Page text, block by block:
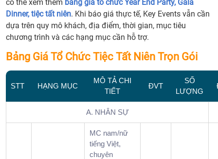
có thể xem thêm bảng giá tổ chức Year End Party, Gala
Dinner, tiệc tất niên. Khi báo giá thực tế, Key Events vẫn cần
dựa trên quy mô khách, địa điểm, thời gian, mục tiêu
chương trình và các hạng mục cần hỗ trợ.
Bảng Giá Tổ Chức Tiệc Tất Niên Trọn Gói
STT HẠNG MỤC
MÔ TẢ CHI
TIẾT
ĐVT
SỐ
LƯỢNG
A. NHÂN SỰ
MC nam/nữ
tiếng Việt,
chuyên